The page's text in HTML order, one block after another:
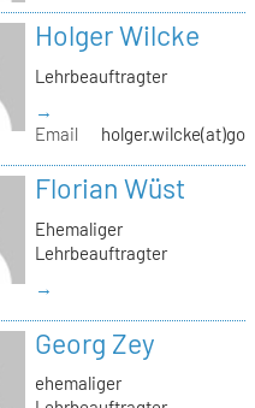
Holger Wilcke
Lehrbeauftragter
→
Email
Florian Wüst
Ehemaliger
Lehrbeauftragter
→
Georg Zey
ehemaliger